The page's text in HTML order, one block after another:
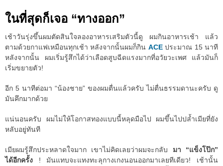
ในที่สุดก็เจอ “ทางออก”
เช้าวันรุ่งขึ้นผมตัดสินใจลองอาหารเสริมตัวนี้ดู ผมกินอาหารเช้า แล้ว
ตามด้วยกาแฟเหมือนทุกเช้า หลังจากนั้นผมก็กิน ACEประมาณ 15 นาที
หลังจากนั้น ผมเริ่มรู้สึกได้ว่าเลือดสูบฉีดแรงมากที่อวัยวะเพศ แล้วมันก็
เริ่มขยายตัว!
อีก 5 นาทีต่อมา “น้องชาย” ของผมตื่นแล้วครับ ไม่ตื่นธรรมดานะครับ ดู
มันคึกมากด้วย
แน่นอนครับ ผมไม่ให้โอกาสทองแบบนี้หลุดมือไป ผมขึ้นไปปล้ำเมียที่ยัง
หลับอยู่ทันที
เมียผมรู้สึกประหลาดใจมาก เขาไม่คิดเลยว่าผมจะกลับ มา “แข็งโป๊ก”
ได้อีกครั้ง ! มันแทบจะแทงทะลุกางเกงนอนออกมาเลยทีเดียว! เช้านั้น